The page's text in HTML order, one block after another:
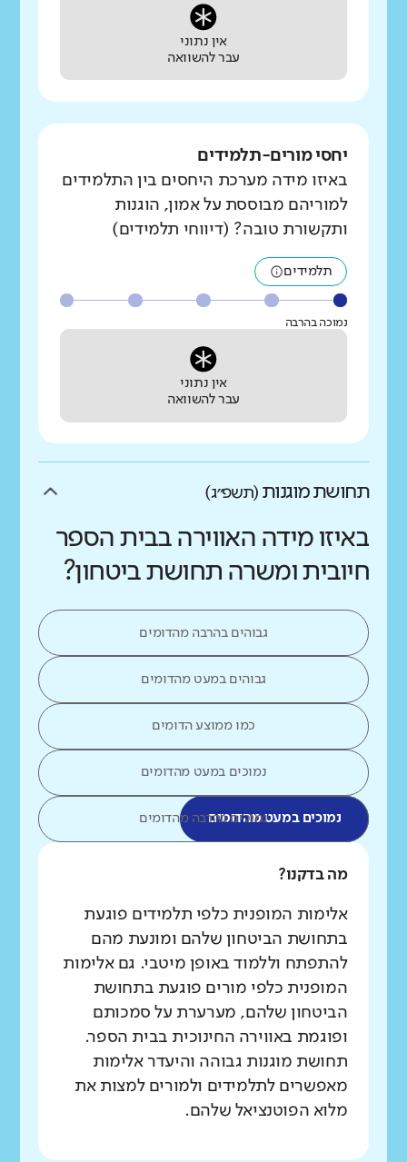
אין נתוני
עבר להשוואה
יחסי מורים-תלמידים
באיזו מידה מערכת היחסים בין התלמידים
למוריהם מבוססת על אמון, הוגנות
ותקשורת טובה? (דיווחי תלמידים)
תלמידים
נמוכה בהרבה
אין נתוני
עבר להשוואה
תחושת מוגנות (תשפ״ג)
באיזו מידה האווירה בבית הספר
חיובית ומשרה תחושת ביטחון?
גבוהים בהרבה מהדומים
גבוהים במעט מהדומים
כמו ממוצע הדומים
נמוכים במעט מהדומים
נמוכים במעט מהדומיםנמוכים בהרבה מהדומים
מה בדקנו?
אלימות המופנית כלפי תלמידים פוגעת
בתחושת הביטחון שלהם ומונעת מהם
להתפתח וללמוד באופן מיטבי. גם אלימות
המופנית כלפי מורים פוגעת בתחושת
הביטחון שלהם, מערערת על סמכותם
ופוגמת באווירה החינוכית בבית הספר.
תחושת מוגנות גבוהה והיעדר אלימות
מאפשרים לתלמידים ולמורים למצות את
מלוא הפוטנציאל שלהם.